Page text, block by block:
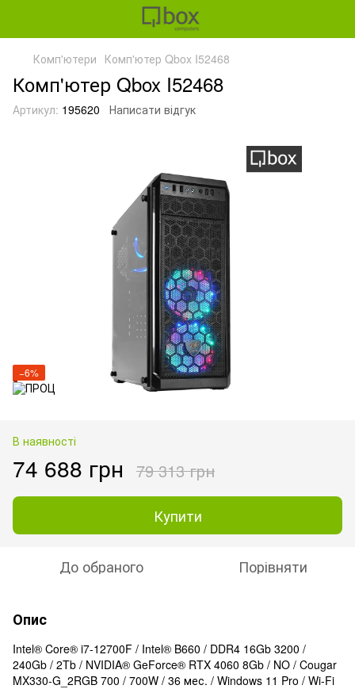
Комп'ютери Комп'ютер Qbox I52468
Комп'ютер Qbox I52468
Артикул: 195620 Написати відгук
−6%
В наявності
74 688 грн 79 313 грн
Купити
До обраного Порівняти
Опис
Intel® Core® i7-12700F / Intel® B660 / DDR4 16Gb 3200 /
240Gb / 2Tb / NVIDIA® GeForce® RTX 4060 8Gb / NO / Cougar
MX330-G_2RGB 700 / 700W / 36 мес. / Windows 11 Pro / Wi-Fi